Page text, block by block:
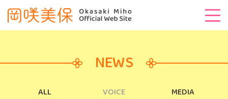
NEWS
ALL VOICE
MEDIA